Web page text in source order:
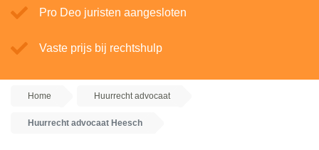
Pro Deo juristen aangesloten
Vaste prijs bij rechtshulp
Home Huurrecht advocaat
Huurrecht advocaat Heesch